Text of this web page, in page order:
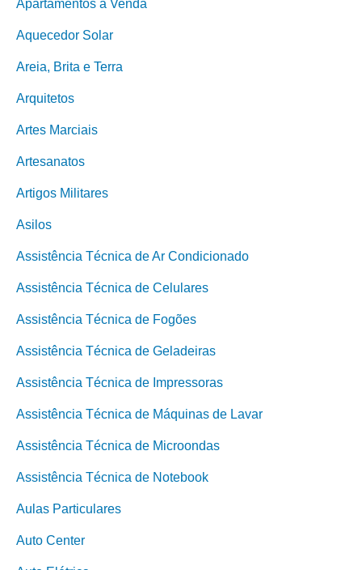
Apartamentos à Venda
Aquecedor Solar
Areia, Brita e Terra
Arquitetos
Artes Marciais
Artesanatos
Artigos Militares
Asilos
Assistência Técnica de Ar Condicionado
Assistência Técnica de Celulares
Assistência Técnica de Fogões
Assistência Técnica de Geladeiras
Assistência Técnica de Impressoras
Assistência Técnica de Máquinas de Lavar
Assistência Técnica de Microondas
Assistência Técnica de Notebook
Aulas Particulares
Auto Center